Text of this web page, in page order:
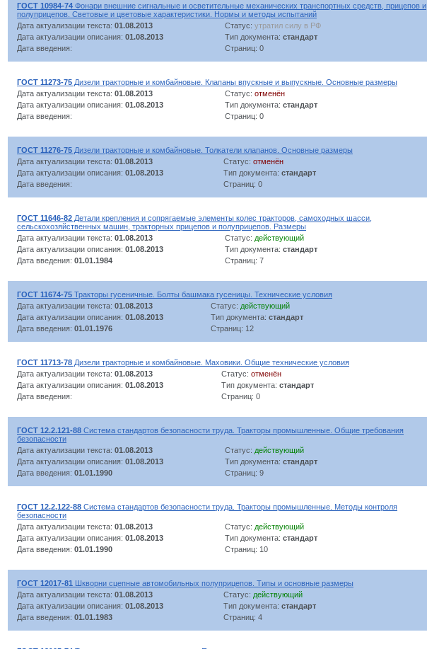
ГОСТ 10984-74 Фонари внешние сигнальные и осветительные механических транспортных средств, прицепов и
полуприцепов. Световые и цветовые характеристики. Нормы и методы испытаний
Дата актуализации текста: 01.08.2013 Статус: утратил силу в РФ
Дата актуализации описания: 01.08.2013 Тип документа: стандарт
Дата введения:
Страниц: 0
ГОСТ 11273-75 Дизели тракторные и комбайновые. Клапаны впускные и выпускные. Основные размеры
Дата актуализации текста: 01.08.2013 Статус: отменён
Дата актуализации описания: 01.08.2013 Тип документа: стандарт
Дата введения:
Страниц: 0
ГОСТ 11276-75 Дизели тракторные и комбайновые. Толкатели клапанов. Основные размеры
Дата актуализации текста: 01.08.2013 Статус: отменён
Дата актуализации описания: 01.08.2013 Тип документа: стандарт
Дата введения:
Страниц: 0
ГОСТ 11646-82 Детали крепления и сопрягаемые элементы колес тракторов, самоходных шасси,
сельскохозяйственных машин, тракторных прицепов и полуприцепов. Размеры
Дата актуализации текста: 01.08.2013 Статус: действующий
Дата актуализации описания: 01.08.2013 Тип документа: стандарт
Дата введения: 01.01.1984 Страниц: 7
ГОСТ 11674-75 Тракторы гусеничные. Болты башмака гусеницы. Технические условия
Дата актуализации текста: 01.08.2013 Статус: действующий
Дата актуализации описания: 01.08.2013 Тип документа: стандарт
Дата введения: 01.01.1976 Страниц: 12
ГОСТ 11713-78 Дизели тракторные и комбайновые. Маховики. Общие технические условия
Дата актуализации текста: 01.08.2013 Статус: отменён
Дата актуализации описания: 01.08.2013 Тип документа: стандарт
Дата введения:
Страниц: 0
ГОСТ 12.2.121-88 Система стандартов безопасности труда. Тракторы промышленные. Общие требования
безопасности
Дата актуализации текста: 01.08.2013 Статус: действующий
Дата актуализации описания: 01.08.2013 Тип документа: стандарт
Дата введения: 01.01.1990 Страниц: 9
ГОСТ 12.2.122-88 Система стандартов безопасности труда. Тракторы промышленные. Методы контроля
безопасности
Дата актуализации текста: 01.08.2013 Статус: действующий
Дата актуализации описания: 01.08.2013 Тип документа: стандарт
Дата введения: 01.01.1990 Страниц: 10
ГОСТ 12017-81 Шкворни сцепные автомобильных полуприцепов. Типы и основные размеры
Дата актуализации текста: 01.08.2013 Статус: действующий
Дата актуализации описания: 01.08.2013 Тип документа: стандарт
Дата введения: 01.01.1983 Страниц: 4